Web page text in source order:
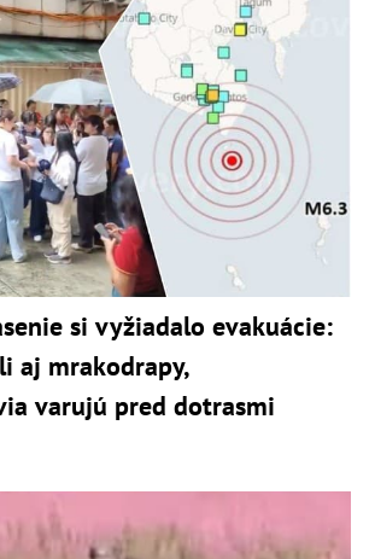
si vyžiadalo evakuácie:
aj mrakodrapy,
varujú pred dotrasmi